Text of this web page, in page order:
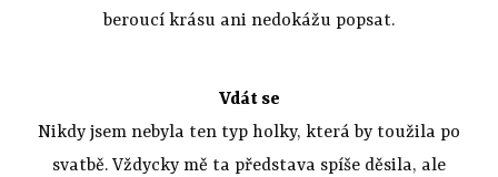
beroucí krásu ani nedokážu popsat.
Vdát se
Nikdy jsem nebyla ten typ holky, která by toužila po
svatbě. Vždycky mě ta představa spíše děsila, ale